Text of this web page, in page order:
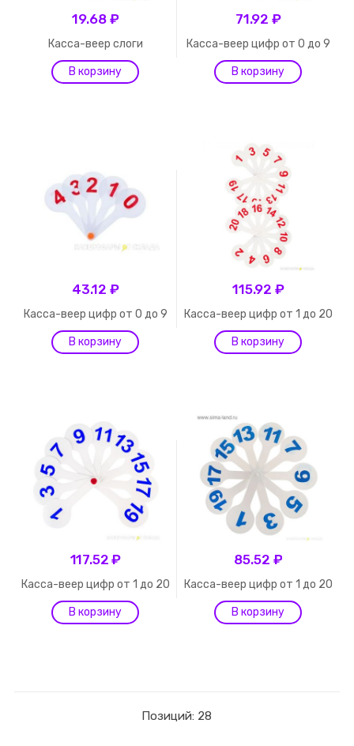
19.68 ₽
Касса-веер слоги
71.92 ₽
Касса-веер цифр от 0 до 9
43.12 ₽
Касса-веер цифр от 0 до 9
115.92 ₽
Касса-веер цифр от 1 до 20
117.52 ₽
Касса-веер цифр от 1 до 20
85.52 ₽
Касса-веер цифр от 1 до 20
Позиций: 28